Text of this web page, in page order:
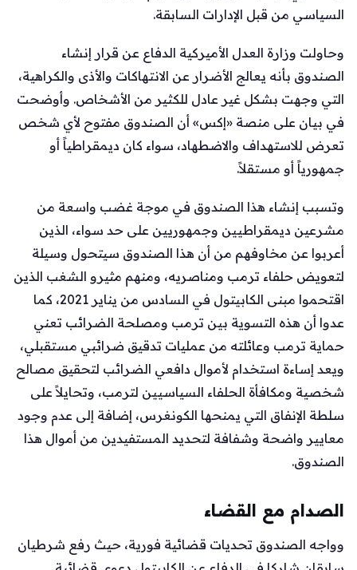
السياسي من قبل الإدارات السابقة.
وحاولت وزارة العدل الأميركية الدفاع عن قرار إنشاء
الصندوق بأنه يعالج الأضرار عن الانتهاكات والأذى والكراهية،
التي وجهت بشكل غير عادل للكثير من الأشخاص. وأوضحت
في بيان على منصة «إكس» أن الصندوق مفتوح لأي شخص
تعرض للاستهداف والاضطهاد، سواء كان ديمقراطياً أو
جمهورياً أو مستقلاً.
وتسبب إنشاء هذا الصندوق في موجة غضب واسعة من
مشرعين ديمقراطيين وجمهوريين على حد سواء، الذين
أعربوا عن مخاوفهم من أن هذا الصندوق سيتحول وسيلة
لتعويض حلفاء ترمب ومناصريه، ومنهم مثيرو الشغب الذين
اقتحموا مبنى الكابيتول في السادس من يناير 2021، كما
عدوا أن هذه التسوية بين ترمب ومصلحة الضرائب تعني
حماية ترمب وعائلته من عمليات تدقيق ضرائبي مستقبلي،
ويعد إساءة استخدام لأموال دافعي الضرائب لتحقيق مصالح
شخصية ومكافأة الحلفاء السياسيين لترمب، وتحايلاً على
سلطة الإنفاق التي يمنحها الكونغرس، إضافة إلى عدم وجود
معايير واضحة وشفافة لتحديد المستفيدين من أموال هذا
الصندوق.
الصدام مع القضاء
وواجه الصندوق تحديات قضائية فورية، حيث رفع شرطيان